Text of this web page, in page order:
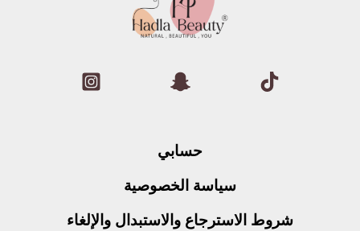
حسابي
سياسة الخصوصية
شروط الاسترجاع والاستبدال والإلغاء